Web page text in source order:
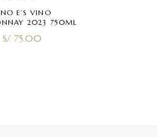
E’S VINO
2023 750ML
S/75.00